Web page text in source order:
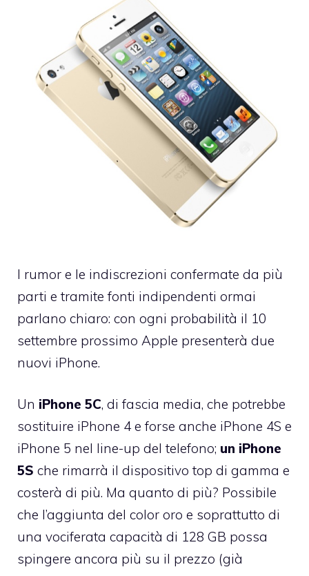
I rumor e le indiscrezioni confermate da più
parti e tramite fonti indipendenti ormai
parlano chiaro: con ogni probabilità il 10
settembre prossimo Apple presenterà due
nuovi iPhone.
Un iPhone 5C, di fascia media, che potrebbe
sostituire iPhone 4 e forse anche iPhone 4S e
iPhone 5 nel line-up del telefono; un iPhone
5S che rimarrà il dispositivo top di gamma e
costerà di più. Ma quanto di più? Possibile
che l’aggiunta del color oro e soprattutto di
una vociferata capacità di 128 GB possa
spingere ancora più su il prezzo (già